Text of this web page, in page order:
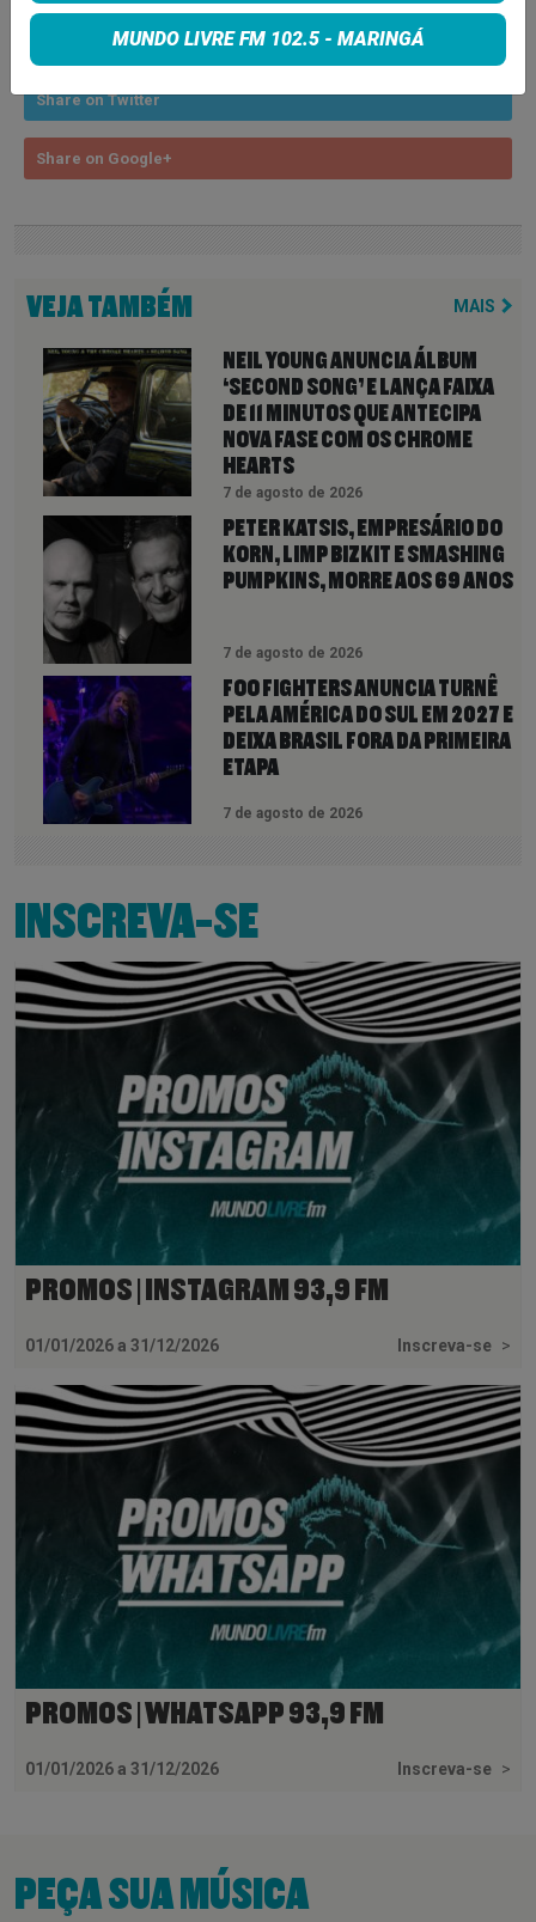
Share on Facebook
Share on Twitter
Share on Google+
VEJA TAMBÉM MAIS
NEIL YOUNG ANUNCIA ÁLBUM
‘SECOND SONG’ E LANÇA FAIXA
DE 11 MINUTOS QUE ANTECIPA
NOVA FASE COM OS CHROME
HEARTS
7 de agosto de 2026
PETER KATSIS, EMPRESÁRIO DO
KORN, LIMP BIZKIT E SMASHING
PUMPKINS, MORRE AOS 69 ANOS
7 de agosto de 2026
FOO FIGHTERS ANUNCIA TURNÊ
PELA AMÉRICA DO SUL EM 2027 E
DEIXA BRASIL FORA DA PRIMEIRA
ETAPA
7 de agosto de 2026
INSCREVA-SE
PROMOS | INSTAGRAM 93,9 FM
01/01/2026 a 31/12/2026 Inscreva-se >
PROMOS | WHATSAPP 93,9 FM
01/01/2026 a 31/12/2026 Inscreva-se >
PEÇA SUA MÚSICA
MUNDO LIVRE FM 102.5 - MARINGÁ